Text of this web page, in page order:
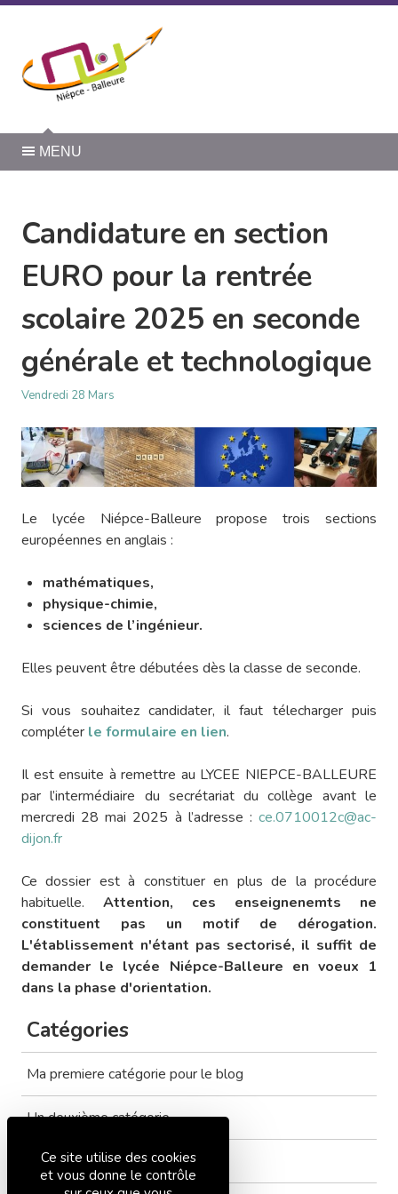
MENU
Candidature en section
EURO pour la rentrée
scolaire 2025 en seconde
générale et technologique
Vendredi 28 Mars
Le lycée Niépce-Balleure propose trois sections
européennes en anglais :
mathématiques,
physique-chimie,
sciences de l’ingénieur.
Elles peuvent être débutées dès la classe de seconde.
Si vous souhaitez candidater, il faut télecharger puis
compléter le formulaire en lien.
Il est ensuite à remettre au LYCEE NIEPCE-BALLEURE
par l’intermédiaire du secrétariat du collège avant le
mercredi 28 mai 2025 à l’adresse : ce.0710012c@ac-
dijon.fr
Ce dossier est à constituer en plus de la procédure
habituelle. Attention, ces enseignenemts ne
constituent pas un motif de dérogation.
L'établissement n'étant pas sectorisé, il suffit de
demander le lycée Niépce-Balleure en voeux 1
dans la phase d'orientation.
Catégories
Ma premiere catégorie pour le blog
Un deuxième catégorie
Tout voir
Panneau de gestion des cookies
Ce site utilise des cookies
et vous donne le contrôle